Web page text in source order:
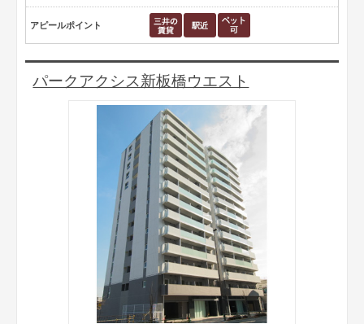
アピールポイント
パークアクシス新板橋ウエスト